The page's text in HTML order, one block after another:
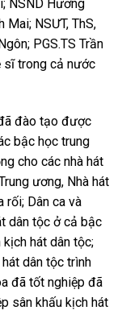
NSND Hương
Mai; NSƯT, ThS,
PGS.TS Trần
sĩ trong cả nước
đào tạo được
bậc học trung
cho các nhà hát
ương, Nhà hát
rối; Dân ca và
dân tộc ở cả bậc
hát dân tộc;
dân tộc trình
đã tốt nghiệp đã
sân khấu kịch hát